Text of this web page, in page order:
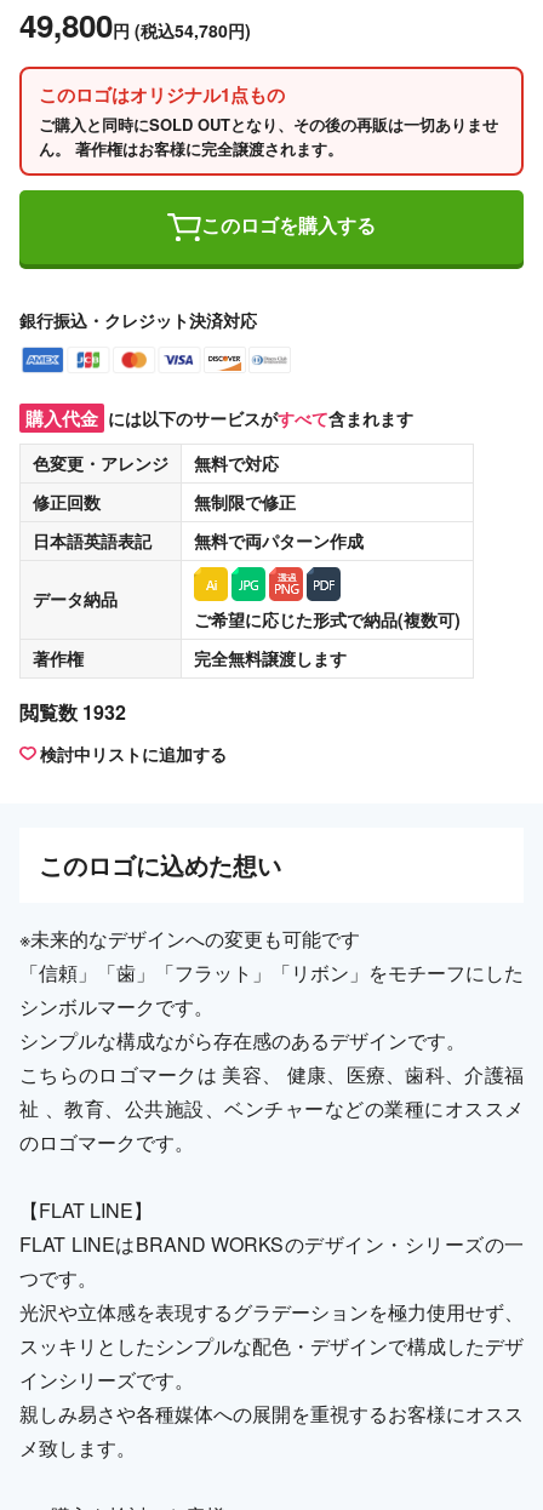
49,800円 (税込54,780円)
このロゴはオリジナル1点もの
ご購入と同時にSOLD OUTとなり、その後の再販は一切ありませ
ん。 著作権はお客様に完全譲渡されます。
このロゴを購入する
銀行振込・クレジット決済対応
購入代金 には以下のサービスがすべて含まれます
色変更・アレンジ
無料で対応
修正回数
無制限で修正
日本語英語表記
無料で両パターン作成
データ納品
ご希望に応じた形式で納品(複数可)
著作権
完全無料譲渡します
閲覧数 1932
検討中リストに追加する
このロゴに込めた想い
※未来的なデザインへの変更も可能です
「信頼」「歯」「フラット」「リボン」をモチーフにした
シンボルマークです。
シンプルな構成ながら存在感のあるデザインです。
こちらのロゴマークは 美容、 健康、医療、歯科、介護福
祉 、教育、公共施設、ベンチャーなどの業種にオススメ
のロゴマークです。
【FLAT LINE】
FLAT LINEはBRAND WORKSのデザイン・シリーズの一
つです。
光沢や立体感を表現するグラデーションを極力使用せず、
スッキリとしたシンプルな配色・デザインで構成したデザ
インシリーズです。
親しみ易さや各種媒体への展開を重視するお客様にオスス
メ致します。